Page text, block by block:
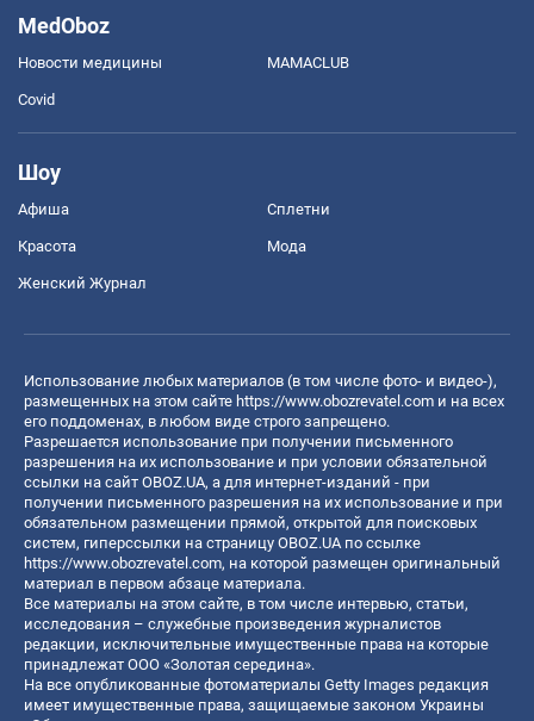
MedOboz
Новости медицины MAMACLUB
Covid
Шоу
Афиша Сплетни
Красота Мода
Женский Журнал
Использование любых материалов (в том числе фото- и видео-),
размещенных на этом сайте https://www.obozrevatel.com и на всех
его поддоменах, в любом виде строго запрещено.
Разрешается использование при получении письменного
разрешения на их использование и при условии обязательной
ссылки на сайт OBOZ.UA, а для интернет-изданий - при
получении письменного разрешения на их использование и при
обязательном размещении прямой, открытой для поисковых
систем, гиперссылки на страницу OBOZ.UA по ссылке
https://www.obozrevatel.com, на которой размещен оригинальный
материал в первом абзаце материала.
Все материалы на этом сайте, в том числе интервью, статьи,
исследования – служебные произведения журналистов
редакции, исключительные имущественные права на которые
принадлежат ООО «Золотая середина».
На все опубликованные фотоматериалы Getty Images редакция
имеет имущественные права, защищаемые законом Украины